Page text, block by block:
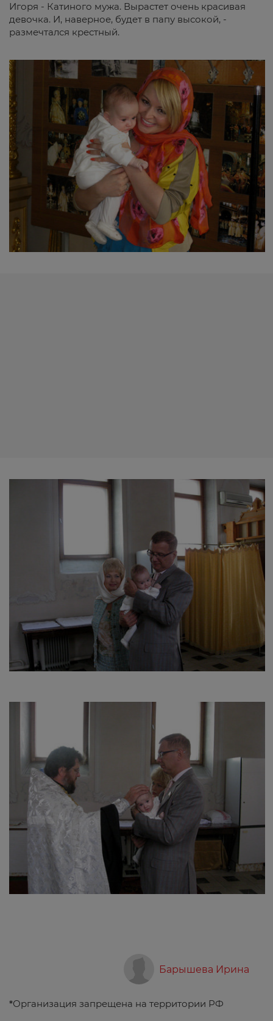
Игоря - Катиного мужа. Вырастет очень красивая
девочка. И, наверное, будет в папу высокой, -
размечтался крестный.
Барышева Ирина
*Организация запрещена на территории РФ